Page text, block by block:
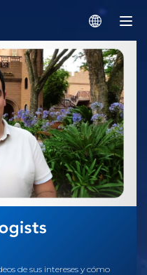
de sus intereses y cómo